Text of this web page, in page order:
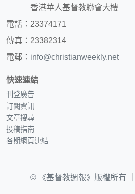
香港華人基督教聯會大樓
電話：23374171
傳真：23382314
電郵： info@christianweekly.net
快速連結
刊登廣告
訂閱資訊
文章搜尋
投稿指南
各期網頁連結
© 《基督教週報》版權所有 ｜